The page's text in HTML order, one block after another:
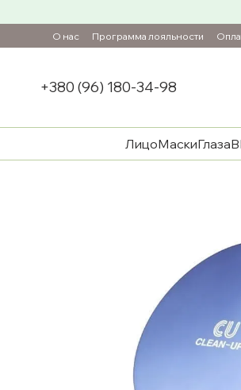
О нас Программа лояльности
+380 (96) 180-34-98
ЛицоМаскиГлаза